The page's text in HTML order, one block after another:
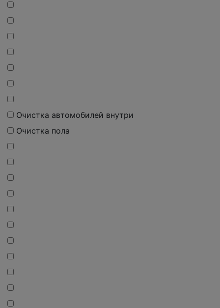
Очистка автомобилей внутри
Очистка пола